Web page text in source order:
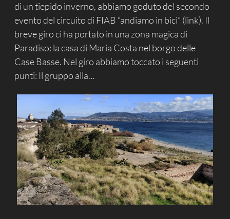
di un tiepido inverno, abbiamo goduto del secondo
evento del circuito di FIAB “andiamo in bici” (link). Il
breve giro ci ha portato in una zona magica di
Paradiso: la casa di Maria Costa nel borgo delle
Case Basse. Nel giro abbiamo toccato i seguenti
punti: Il gruppo alla…